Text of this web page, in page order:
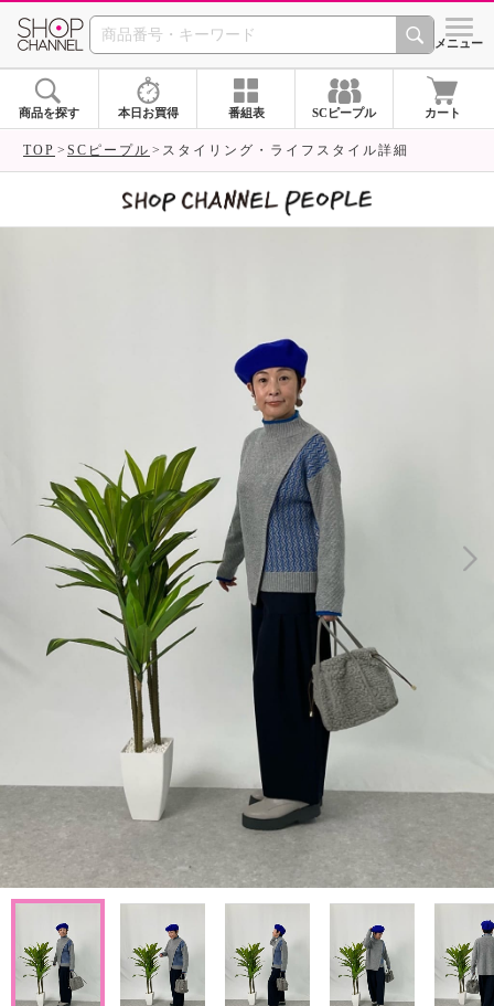
SHOP CHANNEL シメニュー
商品を探す 本日お買得 番組表 SCピープル カート
TOP SCピープル スタイリング・ライフスタイル詳細